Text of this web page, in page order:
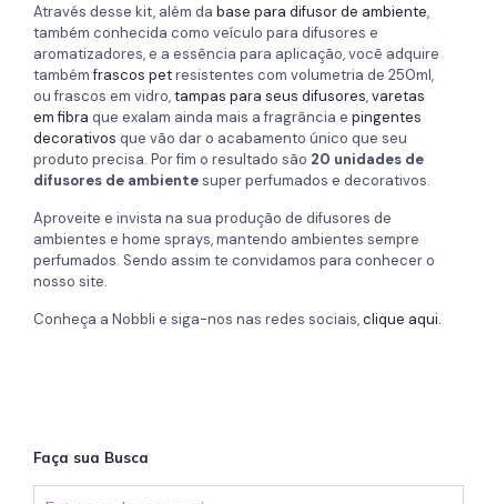
Através desse kit, além da base para difusor de ambiente,
também conhecida como veículo para difusores e
aromatizadores, e a essência para aplicação, você adquire
tambémfrascos petresistentes com volumetria de 250ml,
ou frascos em vidro,tampas para seus difusores,varetas
em fibra que exalam ainda mais a fragrância e pingentes
decorativos que vão dar o acabamento único que seu
produto precisa. Por fim o resultado são 20 unidades de
difusores de ambientesuper perfumados e decorativos.
Aproveite e invista na sua produção de difusores de
ambientes e home sprays, mantendo ambientes sempre
perfumados. Sendo assim te convidamos para conhecer o
nosso site.
Conheça a Nobbli e siga-nos nas redes sociais,clique aqui.
Faça sua Busca